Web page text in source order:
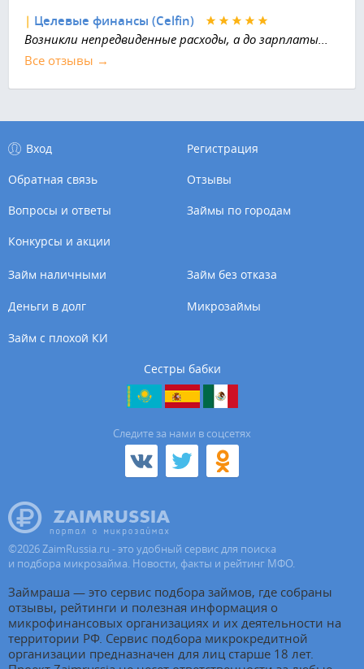
| Целевые финансы (Celfin)
Возникли непредвиденные расходы, а до зарплаты...
Все отзывы →
Вход
Регистрация
Обратная связь
Отзывы
Вопросы и ответы
Займы по городам
Конкурсы и акции
Займ наличными Займ без отказа
Деньги в долг Микрозаймы
Займ с плохой КИ
Сестры бабки
Cледите за нами в соцсетях
©2026ZaimRussia.ru - это удобный сервис для поиска
и подбора микрозайма. Новости, факты и рейтинг МФО.
Займраша — это сервис подбора займов, где собраны
отзывы, рейтинги и полезная информация о
микрофинансовых организациях и их деятельности на
территории РФ. Сервис подбора микрокредитной
организации предназначен для лиц старше 18 лет.